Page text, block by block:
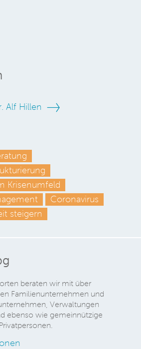
Alf Hillen
Krisenumfeld
Coronavirus
steigern
beraten wir mit über
Familienunternehmen und
Verwaltungen
ebenso wie gemeinnützige